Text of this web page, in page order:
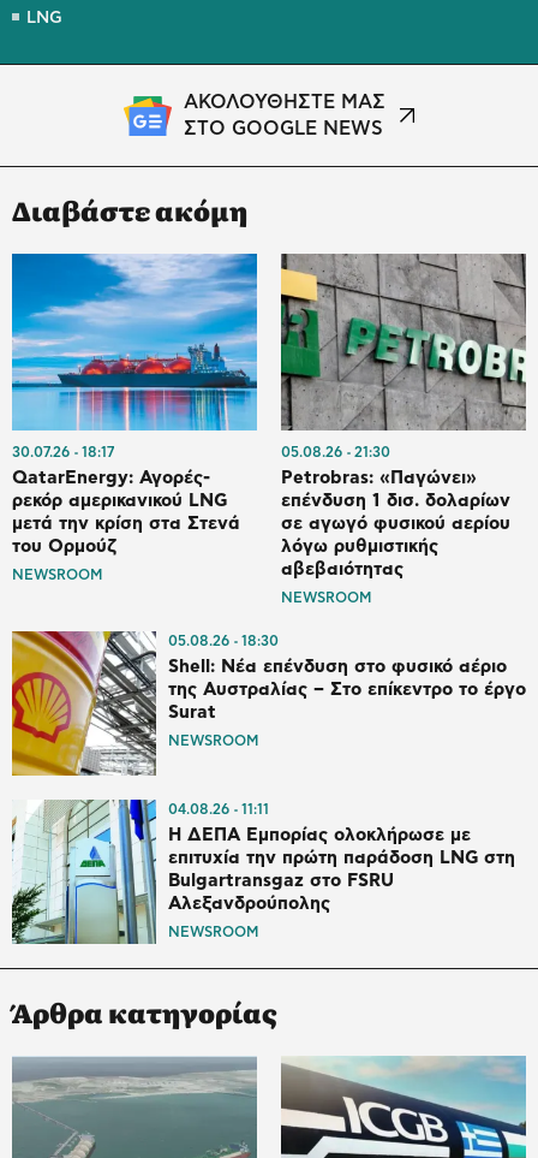
LNG
ΑΚΟΛΟΥΘΗΣΤΕ ΜΑΣ
ΣΤΟ GOOGLE NEWS
Διαβάστε ακόμη
30.07.26 18:17
QatarEnergy: Αγορές-
ρεκόρ αμερικανικού LNG
μετά την κρίση στα Στενά
του Ορμούζ
NEWSROOM
05.08.26 21:30
Petrobras: «Παγώνει»
επένδυση 1 δισ. δολαρίων
σε αγωγό φυσικού αερίου
λόγω ρυθμιστικής
αβεβαιότητας
NEWSROOM
05.08.26 18:30
Shell: Νέα επένδυση στο φυσικό αέριο
της Αυστραλίας – Στο επίκεντρο το έργο
Surat
NEWSROOM
04.08.26 11:11
Η ΔΕΠΑ Εμπορίας ολοκλήρωσε με
επιτυχία την πρώτη παράδοση LNG στη
Bulgartransgaz στο FSRU
Αλεξανδρούπολης
NEWSROOM
Άρθρα κατηγορίας